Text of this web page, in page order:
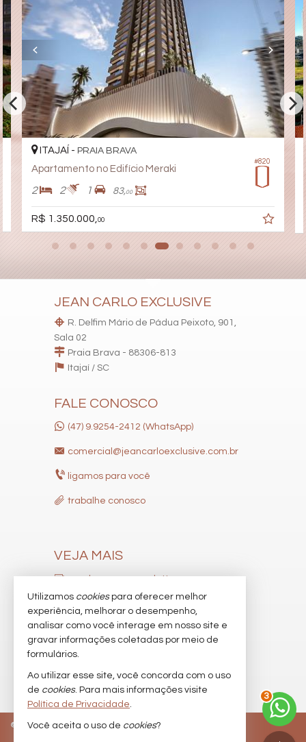
#820
ITAJAÍ - PRAIA BRAVA
Apartamento no Edifício Meraki
2 2 1 83,00
R$ 1.350.000, 00
JEAN CARLO EXCLUSIVE
R. Delfim Mário de Pádua Peixoto, 901,
Sala 02
Praia Brava - 88306-813
Itajaí / SC
FALE CONOSCO
(47) 9.9254-2412 (WhatsApp)
comercial@jeancarloexclusive.com.br
ligamos para você
trabalhe conosco
VEJA MAIS
receba nosso newsletter
indicadores financeiros
cadastre seu imóvel
imóveis favoritos
mapa de imóveis
© 2026 CRECI/SC 9537-J Política de Privacidade
3
Utilizamos cookiespara oferecer melhor
experiência, melhorar o desempenho,
analisar como você interage em nosso site e
gravar informações coletadas por meio de
formulários.
Ao utilizar esse site, você concorda com o uso
de cookies. Para mais informações visite
Política de Privacidade.
Você aceita o uso de cookies?